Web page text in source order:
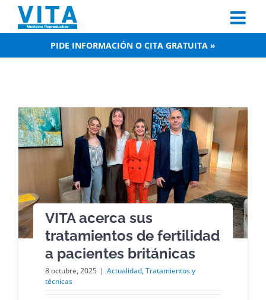
content
PIDE INFORMACIÓN O CITA GRATUITA »
VITA acerca sus
tratamientos de fertilidad
a pacientes británicas
8 octubre, 2025 | Actualidad, Tratamientos y
técnicas